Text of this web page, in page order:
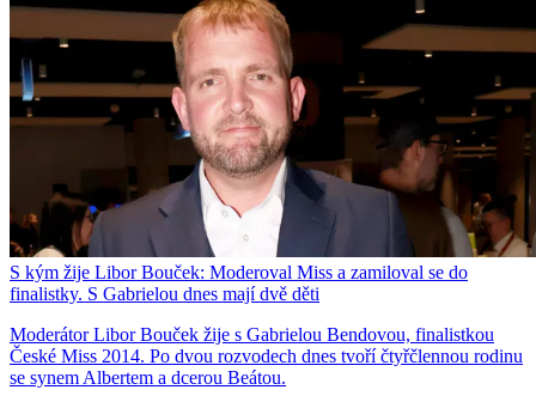
S kým žije Libor Bouček: Moderoval Miss a zamiloval se do
finalistky. S Gabrielou dnes mají dvě děti
Moderátor Libor Bouček žije s Gabrielou Bendovou, finalistkou
České Miss 2014. Po dvou rozvodech dnes tvoří čtyřčlennou rodinu
se synem Albertem a dcerou Beátou.